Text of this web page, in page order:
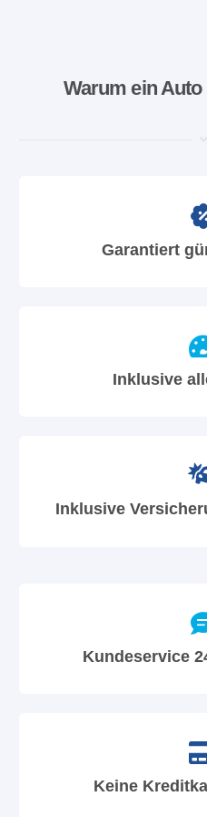
Warum ein
Garantiert
Inklusive
Inklusive
Kundeservice
Keine